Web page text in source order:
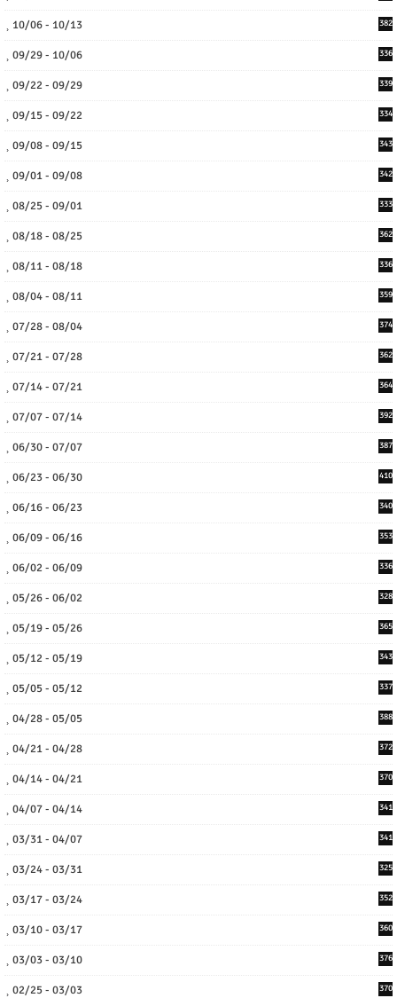
10/06 - 10/13 382
09/29 - 10/06 336
09/22 - 09/29 339
09/15 - 09/22 334
09/08 - 09/15 343
09/01 - 09/08 342
08/25 - 09/01 333
08/18 - 08/25 362
08/11 - 08/18 336
08/04 - 08/11 359
07/28 - 08/04 374
07/21 - 07/28 362
07/14 - 07/21 364
07/07 - 07/14 392
06/30 - 07/07 387
06/23 - 06/30 410
06/16 - 06/23 340
06/09 - 06/16 353
06/02 - 06/09 336
05/26 - 06/02 328
05/19 - 05/26 365
05/12 - 05/19 343
05/05 - 05/12 337
04/28 - 05/05 388
04/21 - 04/28 372
04/14 - 04/21 370
04/07 - 04/14 341
03/31 - 04/07 341
03/24 - 03/31 325
03/17 - 03/24 352
03/10 - 03/17 360
03/03 - 03/10 376
02/25 - 03/03 370